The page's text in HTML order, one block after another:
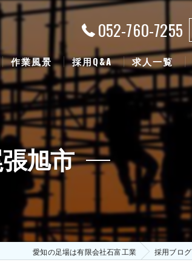
052-760-7255
作業風景 採用Q&A 求人一覧
旭市
愛知の足場は有限会社石富工業 採用ブログ